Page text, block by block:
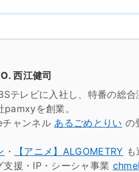
西江健司
テレビに入社し、特番の総
を創業。
ャンネル あるごめとりい の
・ 【アニメ】ALGOMETRY も
援・IP・シーシャ事業 chmel